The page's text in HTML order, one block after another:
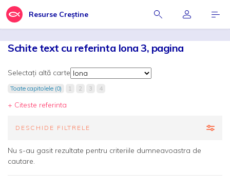
Resurse Creștine
Schite text cu referinta Iona 3, pagina
Selectați altă carte
Toate capitolele (0) 1 2 3 4
+ Citeste referinta
DESCHIDE FILTRELE
Nu s-au gasit rezultate pentru criteriile dumneavoastra de
cautare.